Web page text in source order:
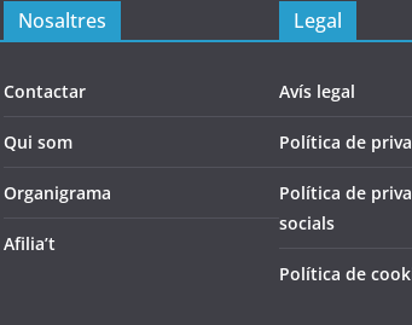
Nosaltres
Contactar
Qui som
Organigrama
Afilia’t
Legal
Avís legal
Política de
Política de
socials
Política de